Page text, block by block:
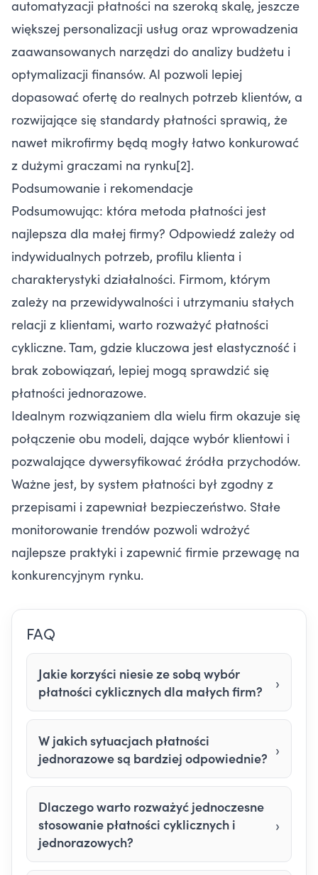
automatyzacji płatności na szeroką skalę, jeszcze
większej personalizacji usług oraz wprowadzenia
zaawansowanych narzędzi do analizy budżetu i
optymalizacji finansów. AI pozwoli lepiej
dopasować ofertę do realnych potrzeb klientów, a
rozwijające się standardy płatności sprawią, że
nawet mikrofirmy będą mogły łatwo konkurować
z dużymi graczami na rynku[2].
Podsumowanie i rekomendacje
Podsumowując: która metoda płatności jest
najlepsza dla małej firmy? Odpowiedź zależy od
indywidualnych potrzeb, profilu klienta i
charakterystyki działalności. Firmom, którym
zależy na przewidywalności i utrzymaniu stałych
relacji z klientami, warto rozważyć płatności
cykliczne. Tam, gdzie kluczowa jest elastyczność i
brak zobowiązań, lepiej mogą sprawdzić się
płatności jednorazowe.
Idealnym rozwiązaniem dla wielu firm okazuje się
połączenie obu modeli, dające wybór klientowi i
pozwalające dywersyfikować źródła przychodów.
Ważne jest, by system płatności był zgodny z
przepisami i zapewniał bezpieczeństwo. Stałe
monitorowanie trendów pozwoli wdrożyć
najlepsze praktyki i zapewnić firmie przewagę na
konkurencyjnym rynku.
FAQ
Jakie korzyści niesie ze sobą wybór
płatności cyklicznych dla małych firm?
W jakich sytuacjach płatności
jednorazowe są bardziej odpowiednie?
Dlaczego warto rozważyć jednoczesne
stosowanie płatności cyklicznych i
jednorazowych?